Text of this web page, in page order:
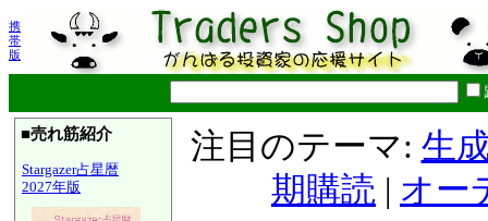
携
帯
版
■売れ筋紹介
Stargazer占星暦
2027年版
注目のテーマ: 生
期購読 | オー